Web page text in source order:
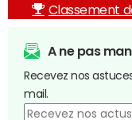
Classement
A ne pas
Recevez nos
mail.